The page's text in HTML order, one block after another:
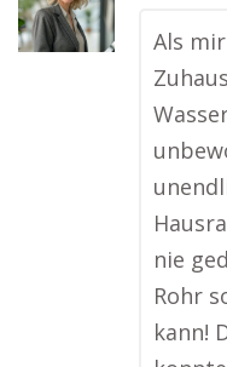
Als
nie
Rohr
kann!